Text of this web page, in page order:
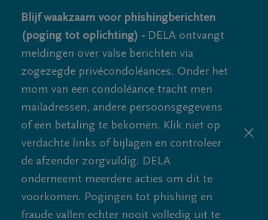
Blijf waakzaam voor phishingberichten
(poging tot oplichting) - DELA ontvangt
meldingen over valse berichten via
zogezegde privécondoléances. Onder het
mom van een condoléance tracht men
mailadressen, andere persoonsgegevens
of een betaling te bekomen. Klik niet op
verdachte links of bijlagen en controleer
de afzender zorgvuldig. DELA
onderneemt meerdere acties om dit te
voorkomen. Pogingen tot phishing en
fraude vallen echter nooit volledig uit te